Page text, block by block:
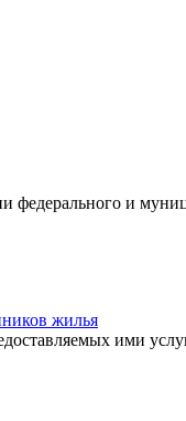
федерального и
жилья
ими